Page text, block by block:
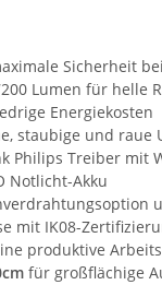
Sicherheit
Lumen für helle
Energiekosten
staubige und raue
Philips Treiber mit
Notlicht-Akku
mit IK08-
produktive
für großflächige